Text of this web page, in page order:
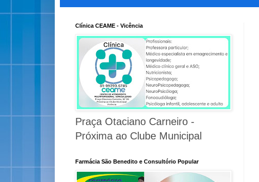
Clínica CEAME - Vicência
Praça Otaciano Carneiro -
Próxima ao Clube Municipal
Farmácia São Benedito e Consultório Popular